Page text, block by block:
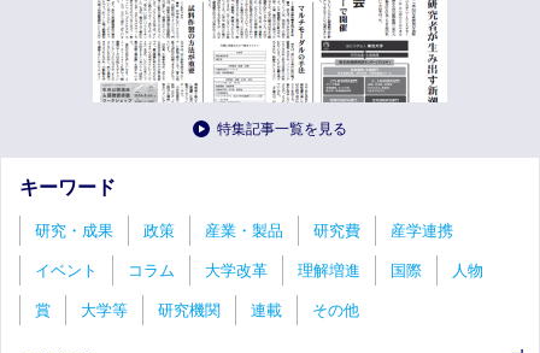
特集記事一覧を見る
キーワード
研究・成果 政策 産業・製品 研究費 産学連携
イベント コラム 大学改革 理解増進 国際 人物
賞 大学等 研究機関 連載 その他